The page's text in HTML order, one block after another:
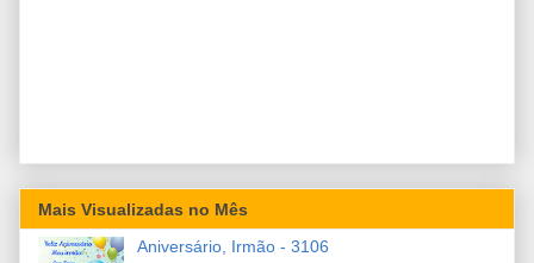
Mais Visualizadas no Mês
Aniversário, Irmão - 3106